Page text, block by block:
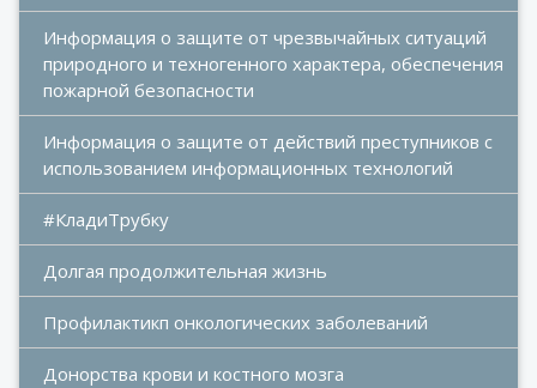
Информация о защите от чрезвычайных ситуаций
природного и техногенного характера, обеспечения
пожарной безопасности
Информация о защите от действий преступников с
использованием информационных технологий
#КладиТрубку
Долгая продолжительная жизнь
Профилактикп онкологических заболеваний
Донорства крови и костного мозга